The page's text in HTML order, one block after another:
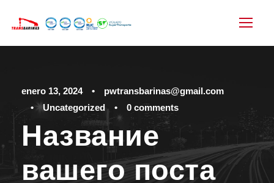
enero 13, 2024 •
pwtransbarinas@gmail.com
•
Uncategorized • 0 comments
Название
вашего поста